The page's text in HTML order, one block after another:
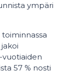
ympäri
vuotiaiden
57 % nosti